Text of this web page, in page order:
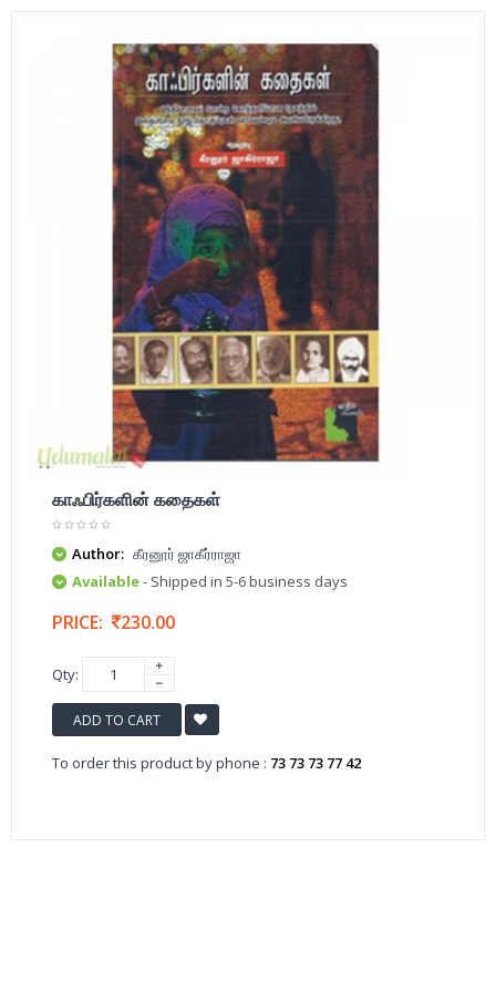
காஃபிர்களின் கதைகள்
Author: கீரனூர் ஜாகீர்ராஜா
Available- Shipped in 5-6 business days
PRICE: 230.00
Qty:
ADD TO CART
To order this product by phone : 73 73 73 77 42